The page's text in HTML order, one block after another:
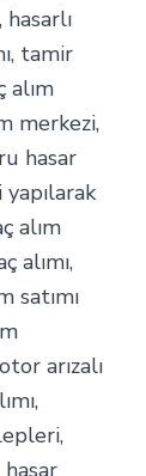
hasarlı
tamir
alım
merkezi,
hasar
alım
alımı,
satımı
arızalı
hasar